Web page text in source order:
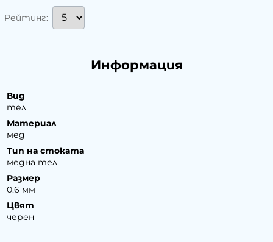
Рейтинг:
Информация
Вид
тел
Материал
мед
Тип на стоката
медна тел
Размер
0.6 мм
Цвят
черен